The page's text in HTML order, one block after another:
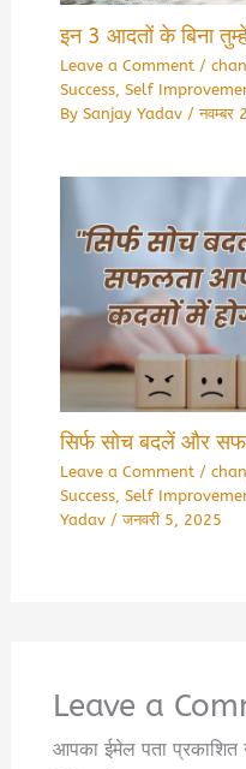
इन 3 आदतों के बिना
Leave a Comment /
Success, Self
By Sanjay Yadav /नवम्बर
सिर्फ सोच बदलें और
Leave a Comment /
Success, Self
Yadav /जनवरी 5, 2025
Leave a
आपका ईमेल पता प्रकाशित